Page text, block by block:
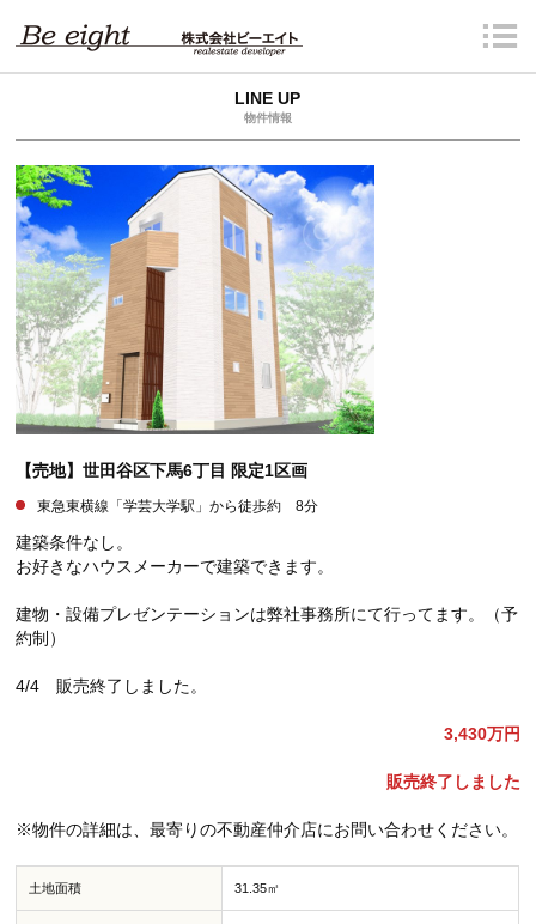
LINE UP
物件情報
【売地】世田谷区下馬6丁目 限定1区画
東急東横線「学芸大学駅」から徒歩約 8分
建築条件なし。
お好きなハウスメーカーで建築できます。
建物・設備プレゼンテーションは弊社事務所にて行ってます。（予
約制）
4/4 販売終了しました。
3,430万円
販売終了しました
※物件の詳細は、最寄りの不動産仲介店にお問い合わせください。
土地面積 31.35㎡